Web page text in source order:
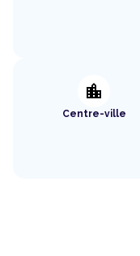
location_city
Centre-ville